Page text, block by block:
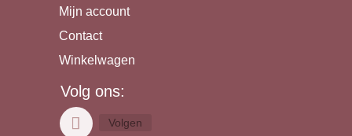
Mijn account
Contact
Winkelwagen
Volg ons:
Volgen